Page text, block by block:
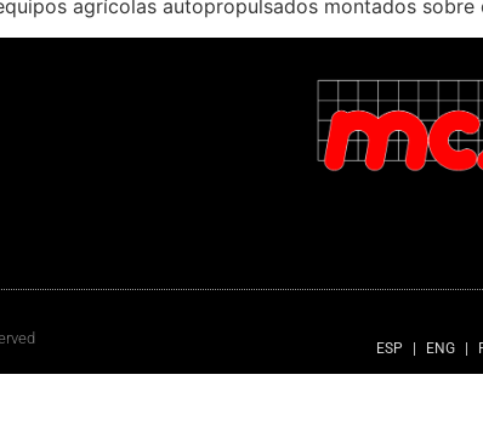
agrícolas autopropulsados montados
ESP ENG